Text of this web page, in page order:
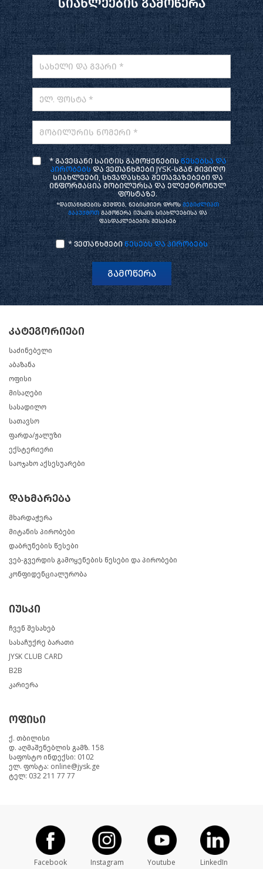
სიახლეების გამოწერა
სახელი და გვარი *
ელ. ფოსტა *
მობილურის ნომერი *
* გავეცანი საიტის გამოყენებისწესებსა და
პირობებსდა ვეთანხმები JYSK-სგან მივიღო
სიახლეები, სხვადასხვა შეთავაზებები და
ინფორმაცია მობილურსა და ელექტრონულ
ფოსტაზე.
*დათანხმების შემდეგ, ნებისმიერ დროს შეგიძლიათ
გააუქმოთგამოწერა იუსკის სიახლეებისა და
ფასდაკლებების შესახებ
* ვეთანხმები წესებს და პირობებს
გამოწერა
კატეგორიები
საძინებელი
აბაზანა
ოფისი
მისაღები
სასადილო
სათავსო
ფარდა/ჟალუზი
ექსტერიერი
საოჯახო აქსესუარები
დახმარება
მხარდაჭერა
მიტანის პირობები
დაბრუნების წესები
ვებ-გვერდის გამოყენების წესები და პირობები
კონფიდენციალურობა
იუსკი
ჩვენ შესახებ
სასაჩუქრე ბარათი
JYSK CLUB CARD
B2B
კარიერა
ოფისი
ქ. თბილისი
დ. აღმაშენებლის გამზ. 158
საფოსტო ინდექსი: 0102
ელ. ფოსტა: online@jysk.ge
ტელ: 032 211 77 77
Facebook Instagram Youtube LinkedIn